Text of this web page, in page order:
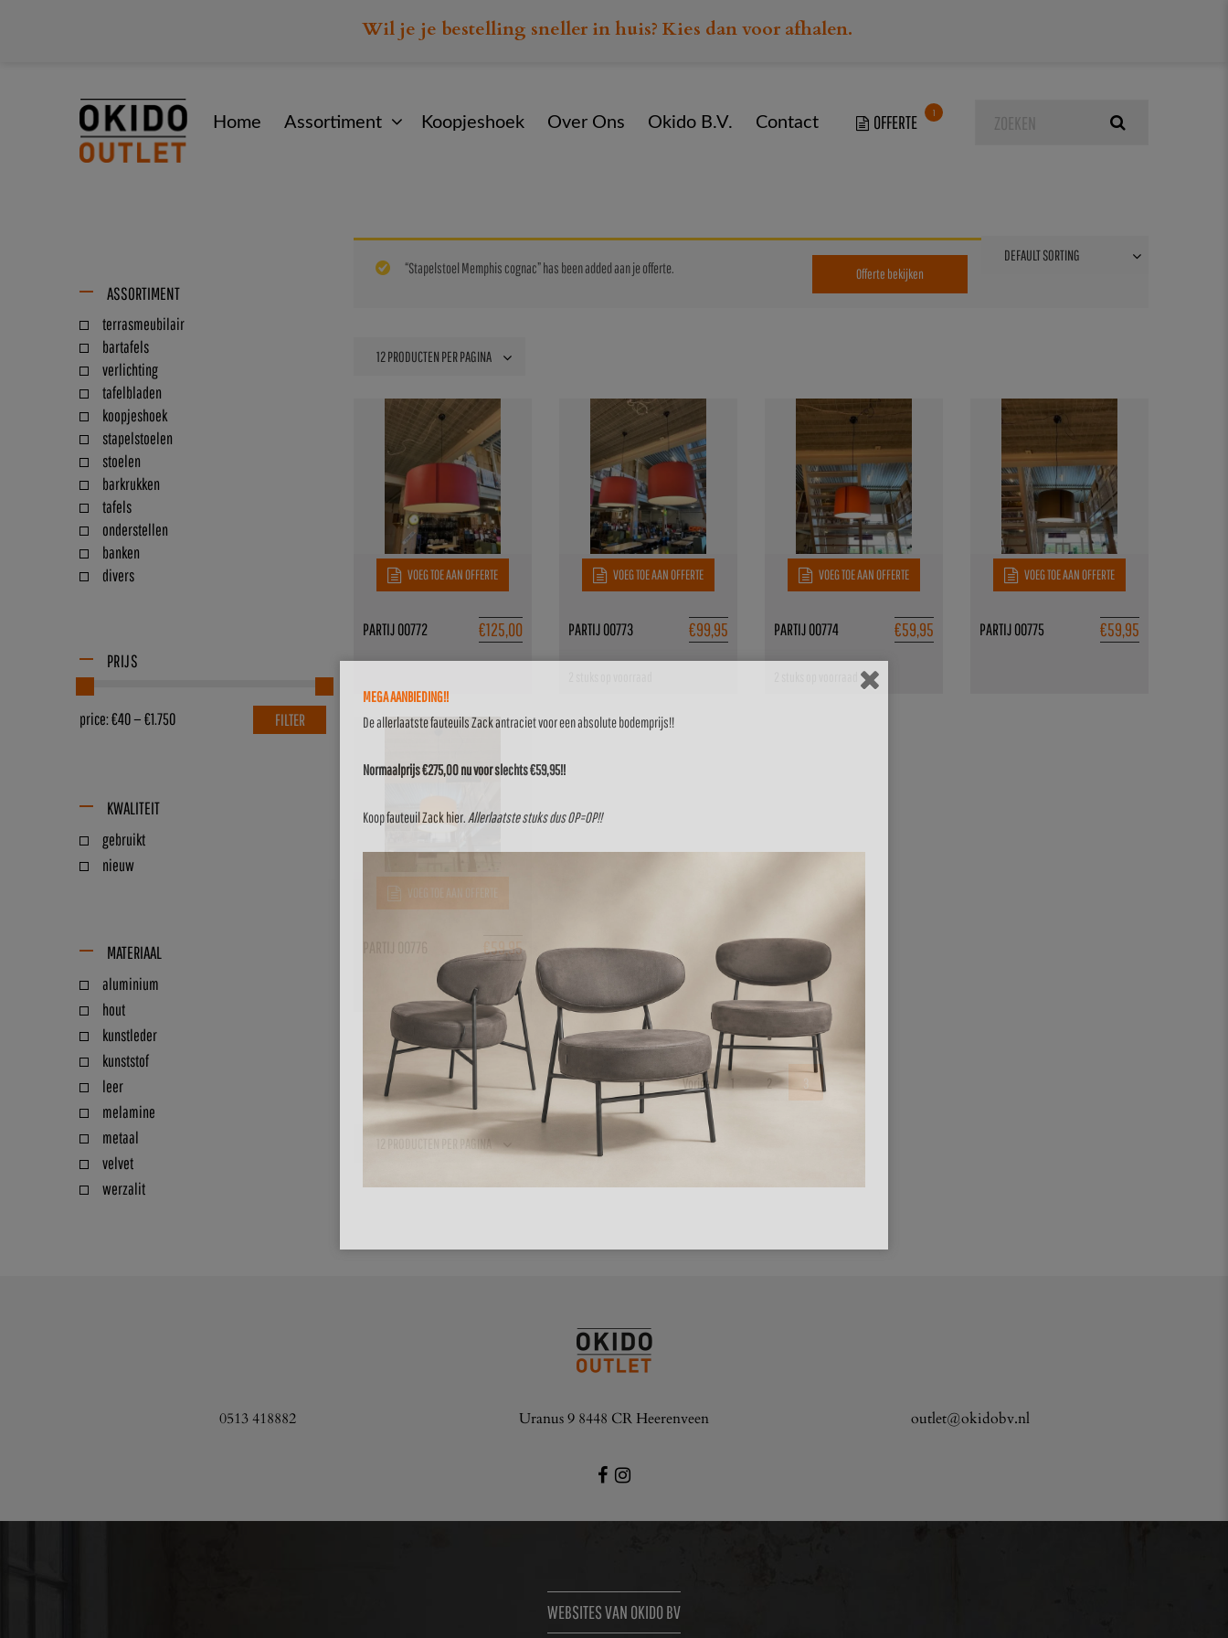
Wil je je bestelling sneller in huis? Kies dan voor afhalen.
Home Assortiment Koopjeshoek Over Ons Okido B.V. Contact
1
ASSORTIMENT
terrasmeubilair
bartafels
verlichting
tafelbladen
koopjeshoek
stapelstoelen
stoelen
barkrukken
tafels
onderstellen
banken
divers
PRIJS
FILTER
price:€40—€1.750
KWALITEIT
gebruikt
nieuw
MATERIAAL
aluminium
hout
kunstleder
kunststof
leer
melamine
metaal
velvet
werzalit
Offerte bekijken
“Stapelstoel Memphis cognac” has been added aan je offerte.
VOEG TOE AAN OFFERTE
€125,00
PARTIJ 00772
VOEG TOE AAN OFFERTE
€99,95
PARTIJ 00773
VOEG TOE AAN OFFERTE
€59,95
PARTIJ 00774
VOEG TOE AAN OFFERTE
€59,95
PARTIJ 00775
VOEG TOE AAN OFFERTE
€59,95
Vorige 1 2
0513 418882 Uranus 9 8448 CR Heerenveen outlet@okidobv.nl
WEBSITES VAN OKIDO BV
MEGA AANBIEDING!!
De allerlaatste fauteuils Zack antraciet voor een absolute bodemprijs!!
Normaalprijs €275,00 nu voor slechts €59,95!!
Koop fauteuil Zackhier.Allerlaatste stuks dus OP=OP!!